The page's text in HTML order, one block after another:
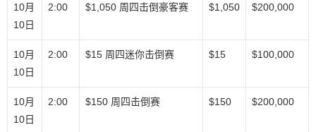
10月
10日
2:00 $1,050 周四击倒豪客赛 $1,050 $200,000
10月
10日
2:00 $15 周四迷你击倒赛 $15 $100,000
10月
10日
2:00 $150 周四击倒赛 $150 $200,000